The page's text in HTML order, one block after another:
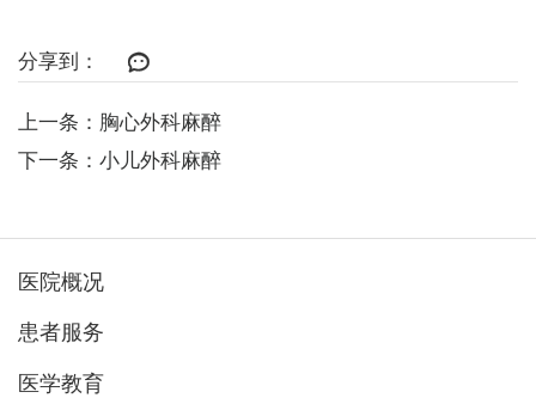
分享到：
上一条：胸心外科麻醉
下一条：小儿外科麻醉
医院概况
患者服务
医学教育